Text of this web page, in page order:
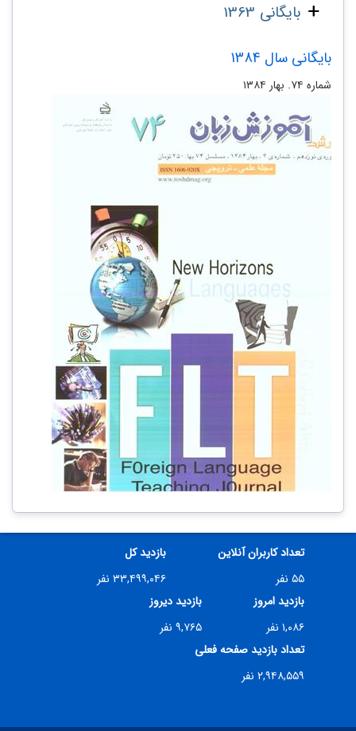
بایگانی 1363
بایگانی سال 1384
شماره ۷۴. بهار ۱۳۸۴
تعداد کاربران آنلاین
۵۵ نفر
بازدید کل
۳۳,۴۹۹,۰۴۶ نفر
بازدید امروز
۱,۰۸۶ نفر
بازدید دیروز
۹,۷۶۵ نفر
تعداد بازدید صفحه فعلی
۲,۹۴۸,۵۵۹ نفر